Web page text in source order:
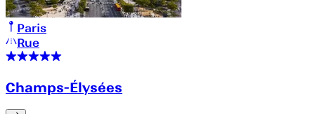
Paris
Rue
Champs-Élysées